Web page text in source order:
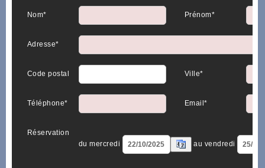
Nom* Prénom*
Adresse*
Code postal Ville*
Téléphone* Email*
Réservation
du mercredi
au vendredi